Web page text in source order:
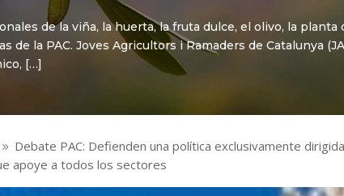
de la viña, la huerta, la fruta dulce, el olivo, la
de la PAC. Joves Agricultors i Ramaders de Catalunya
[…]
9 Debate PAC: Defienden una política exclusivamente
apoye a todos los sectores